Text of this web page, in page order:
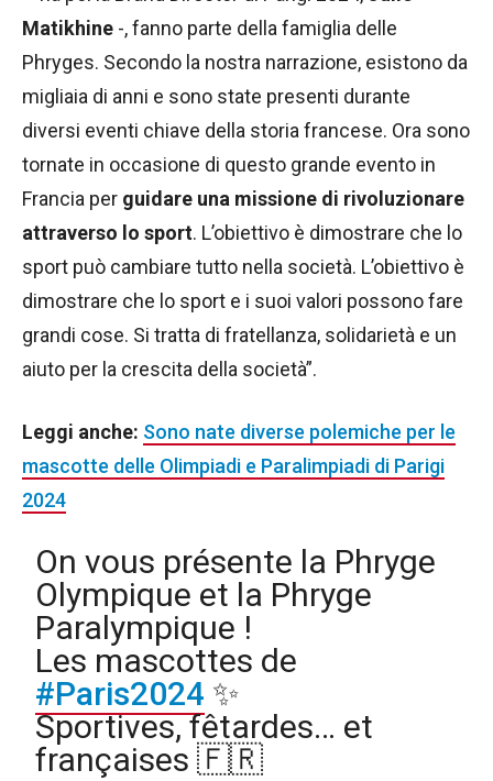
Matikhine -, fanno parte della famiglia delle
Phryges. Secondo la nostra narrazione, esistono da
migliaia di anni e sono state presenti durante
diversi eventi chiave della storia francese. Ora sono
tornate in occasione di questo grande evento in
Francia per guidare una missione di rivoluzionare
attraverso lo sport. L’obiettivo è dimostrare che lo
sport può cambiare tutto nella società. L’obiettivo è
dimostrare che lo sport e i suoi valori possono fare
grandi cose. Si tratta di fratellanza, solidarietà e un
aiuto per la crescita della società”.
Leggi anche: Sono nate diverse polemiche per le
mascotte delle Olimpiadi e Paralimpiadi di Parigi
2024
On vous présente la Phryge
Olympique et la Phryge
Paralympique !
Les mascottes de
#Paris2024 ✨
Sportives, fêtardes… et
françaises 🇫🇷